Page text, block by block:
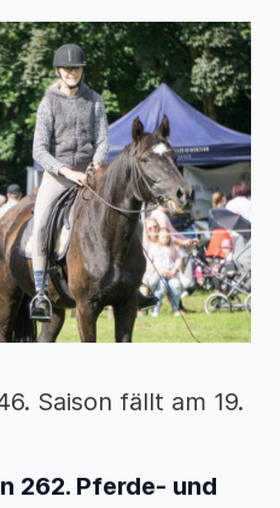
Saison fällt am 19.
262. Pferde- und